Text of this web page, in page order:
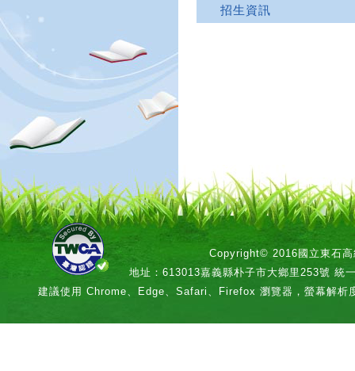
招生資訊
Copyright© 2016國立東石高
地址：613013嘉義縣朴子市大鄉里253號 統
建議使用 Chrome、Edge、Safari、Firefox 瀏覽器，螢幕解